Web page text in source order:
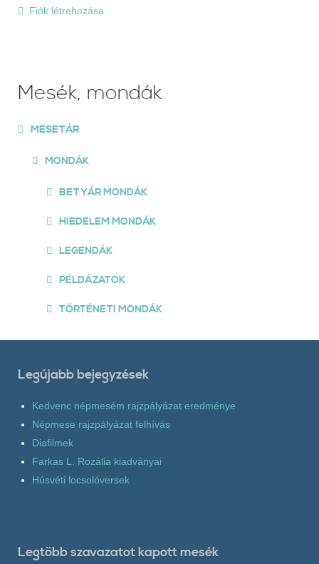
Fiók létrehozása
Mesék, mondák
MESETÁR
MONDÁK
BETYÁR MONDÁK
HIEDELEM MONDÁK
LEGENDÁK
PÉLDÁZATOK
TÖRTÉNETI MONDÁK
Legújabb bejegyzések
Kedvenc népmesém rajzpályázat eredménye
Népmese rajzpályázat felhívás
Diafilmek
Farkas L. Rozália kiadványai
Húsvéti locsolóversek
Legtöbb szavazatot kapott mesék